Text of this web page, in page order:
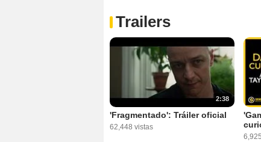
Trailers
2:38
'Fragmentado': Tráiler oficial
62,448 vistas